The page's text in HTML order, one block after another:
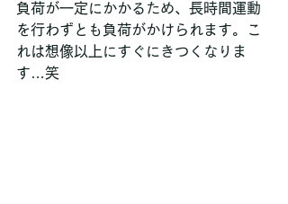
負荷が一定にかかるため、長時間運動
を行わずとも負荷がかけられます。こ
れは想像以上にすぐにきつくなりま
す…笑